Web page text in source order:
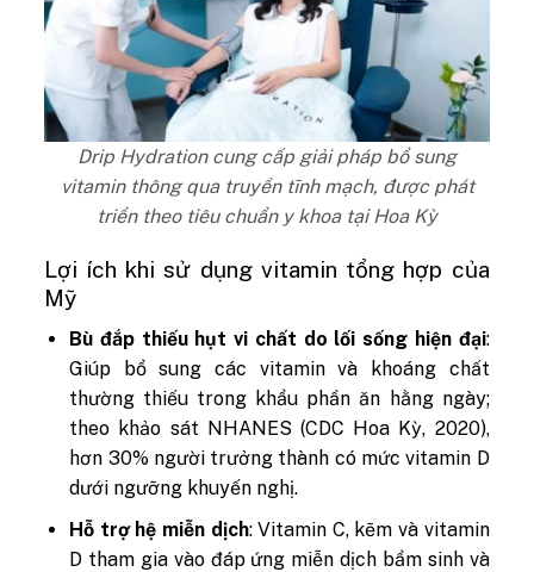
Drip Hydration cung cấp giải pháp bổ sung
vitamin thông qua truyền tĩnh mạch, được phát
triển theo tiêu chuẩn y khoa tại Hoa Kỳ
Lợi ích khi sử dụng vitamin tổng hợp của
Mỹ
Bù đắp thiếu hụt vi chất do lối sống hiện đại:
Giúp bổ sung các vitamin và khoáng chất
thường thiếu trong khẩu phần ăn hằng ngày;
theo khảo sát NHANES (CDC Hoa Kỳ, 2020),
hơn 30% người trưởng thành có mức vitamin D
dưới ngưỡng khuyến nghị.
Hỗ trợ hệ miễn dịch: Vitamin C, kẽm và vitamin
D tham gia vào đáp ứng miễn dịch bẩm sinh và